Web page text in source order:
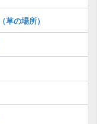
の場所）